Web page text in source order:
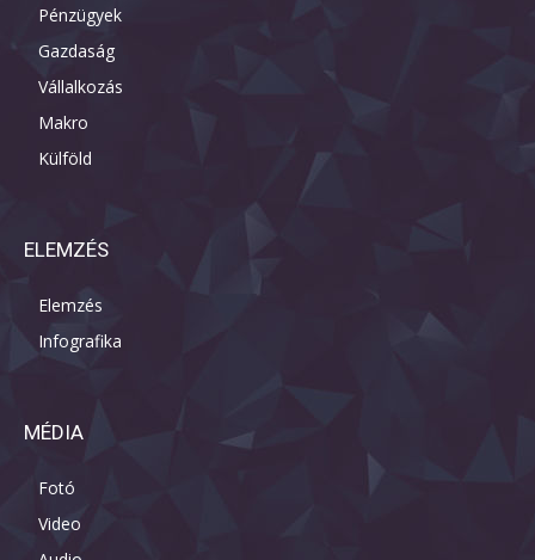
Pénzügyek
Gazdaság
Vállalkozás
Makro
Külföld
ELEMZÉS
Elemzés
Infografika
MÉDIA
Fotó
Video